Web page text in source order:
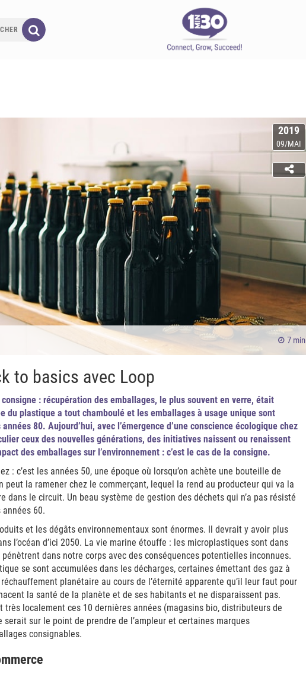
2019
09/MAI
7 min
to basics avec Loop
: récupération des emballages, le plus souvent en verre, était
du plastique a tout chamboulé et les emballages à usage unique sont
80. Aujourd’hui, avec l’émergence d’une conscience écologique chez
ceux des nouvelles générations, des initiatives naissent ou renaissent
des emballages sur l’environnement : c’est le cas de la consigne.
: c’est les années 50, une époque où lorsqu’on achète une bouteille de
peut la ramener chez le commerçant, lequel la rend au producteur qui va la
dans le circuit. Un beau système de gestion des déchets qui n’a pas résisté
60.
et les dégâts environnementaux sont énormes. Il devrait y avoir plus
l’océan d’ici 2050. La vie marine étouffe : les microplastiques sont dans
dans notre corps avec des conséquences potentielles inconnues.
se sont accumulées dans les décharges, certaines émettant des gaz à
planétaire au cours de l’éternité apparente qu’il leur faut pour
la santé de la planète et de ses habitants et ne disparaissent pas.
très localement ces 10 dernières années (magasins bio, distributeurs de
serait sur le point de prendre de l’ampleur et certaines marques
consignables.